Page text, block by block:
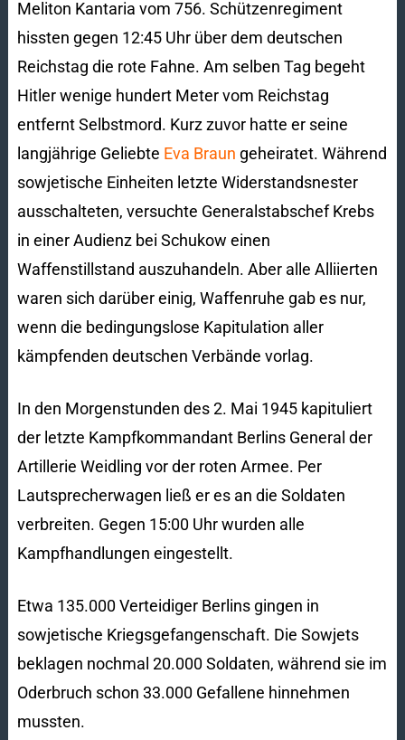
Meliton Kantaria vom 756. Schützenregiment
hissten gegen 12:45 Uhr über dem deutschen
Reichstag die rote Fahne. Am selben Tag begeht
Hitler wenige hundert Meter vom Reichstag
entfernt Selbstmord. Kurz zuvor hatte er seine
langjährige Geliebte Eva Braun geheiratet. Während
sowjetische Einheiten letzte Widerstandsnester
ausschalteten, versuchte Generalstabschef Krebs
in einer Audienz bei Schukow einen
Waffenstillstand auszuhandeln. Aber alle Alliierten
waren sich darüber einig, Waffenruhe gab es nur,
wenn die bedingungslose Kapitulation aller
kämpfenden deutschen Verbände vorlag.
In den Morgenstunden des 2. Mai 1945 kapituliert
der letzte Kampfkommandant Berlins General der
Artillerie Weidling vor der roten Armee. Per
Lautsprecherwagen ließ er es an die Soldaten
verbreiten. Gegen 15:00 Uhr wurden alle
Kampfhandlungen eingestellt.
Etwa 135.000 Verteidiger Berlins gingen in
sowjetische Kriegsgefangenschaft. Die Sowjets
beklagen nochmal 20.000 Soldaten, während sie im
Oderbruch schon 33.000 Gefallene hinnehmen
mussten.